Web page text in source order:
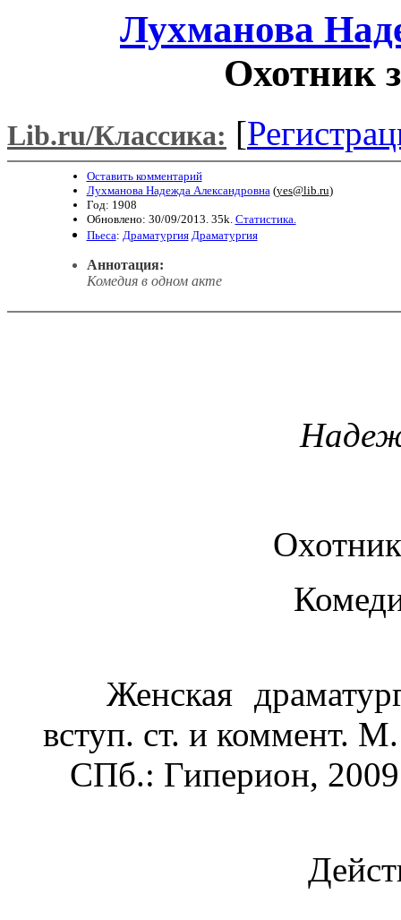
Лухманова
Охотник
Lib.ru/Классика: [
Оставить комментарий
Лухманова Надежда Александровна (yes@lib.ru)
Год: 1908
Обновлено: 30/09/2013. 35k. Статистика.
Пьеса: Драматургия Драматургия
Аннотация:
Комедия в одном акте
Женская
вступ. ст. и коммент.
СПб.: Гиперион,